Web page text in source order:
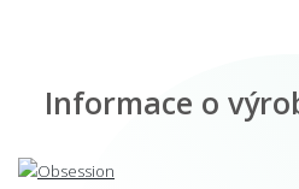
Informace o